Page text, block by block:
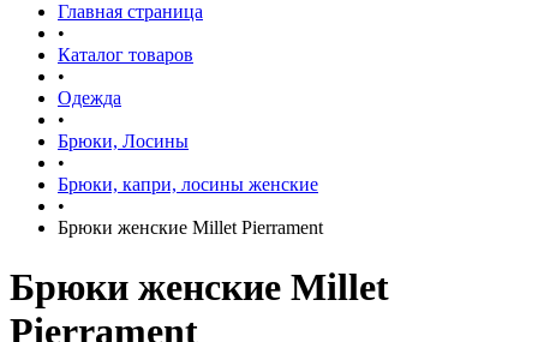
Главная страница
•
Каталог товаров
•
Одежда
•
Брюки, Лосины
•
Брюки, капри, лосины женские
•
Брюки женские Millet Pierrament
Брюки женские Millet
Pierrament